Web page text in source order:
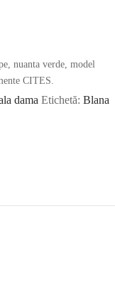
nuanta verde, model
CITES.
dama Etichetă: Blana